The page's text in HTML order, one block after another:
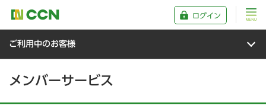
ログイン
ご利用中のお客様
メンバーサービス